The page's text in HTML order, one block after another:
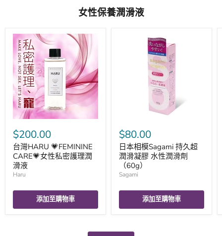
女性保養潤滑液
$200.00
台灣HARU 💗FEMININE
CARE💗女性私密護理潤
滑液
Haru
添加至購物車
$80.00
日本相模Sagami 持久超
潤滑凝膠 水性潤滑劑
（60g）
Sagami
添加至購物車